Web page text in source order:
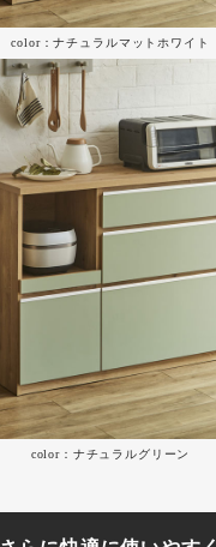
color：ナチュラルマットホワイト
color：ナチュラルグリーン